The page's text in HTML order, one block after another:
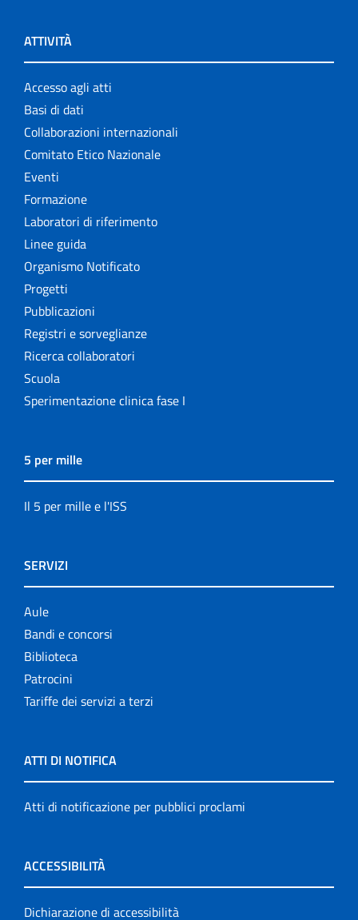
ATTIVITÀ
Accesso agli atti
Basi di dati
Collaborazioni internazionali
Comitato Etico Nazionale
Eventi
Formazione
Laboratori di riferimento
Linee guida
Organismo Notificato
Progetti
Pubblicazioni
Registri e sorveglianze
Ricerca collaboratori
Scuola
Sperimentazione clinica fase I
5 per mille
Il 5 per mille e l'ISS
SERVIZI
Aule
Bandi e concorsi
Biblioteca
Patrocini
Tariffe dei servizi a terzi
ATTI DI NOTIFICA
Atti di notificazione per pubblici proclami
ACCESSIBILITÀ
Dichiarazione di accessibilità